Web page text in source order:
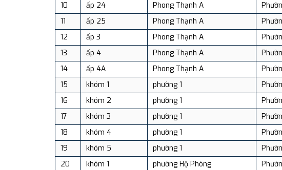
10
ấp 24 Phong Thạnh A
11
ấp 25 Phong Thạnh A
12
ấp 3 Phong Thạnh A
13
ấp 4 Phong Thạnh A
14
ấp 4A Phong Thạnh A
15
khóm 1 phường 1
16
khóm 2 phường 1
17
khóm 3 phường 1
18
khóm 4 phường 1
19
khóm 5 phường 1
20
khóm 1 phường Hộ Phòng